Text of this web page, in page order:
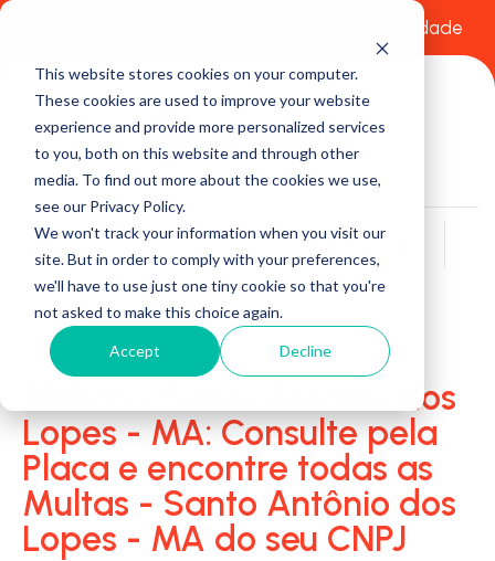
This website stores cookies on your computer.
These cookies are used to improve your website
experience and provide more personalized services
to you, both on this website and through other
media. To find out more about the cookies we use,
see our Privacy Policy.
We won't track your information when you visit our
site. But in order to comply with your preferences,
we'll have to use just one tiny cookie so that you're
not asked to make this choice again.
Accept Decline
Política de Privacidade
Buscar
Multas - Santo Antônio dos
Lopes - MA: Consulte pela
Placa e encontre todas as
Multas - Santo Antônio dos
Lopes - MA do seu CNPJ